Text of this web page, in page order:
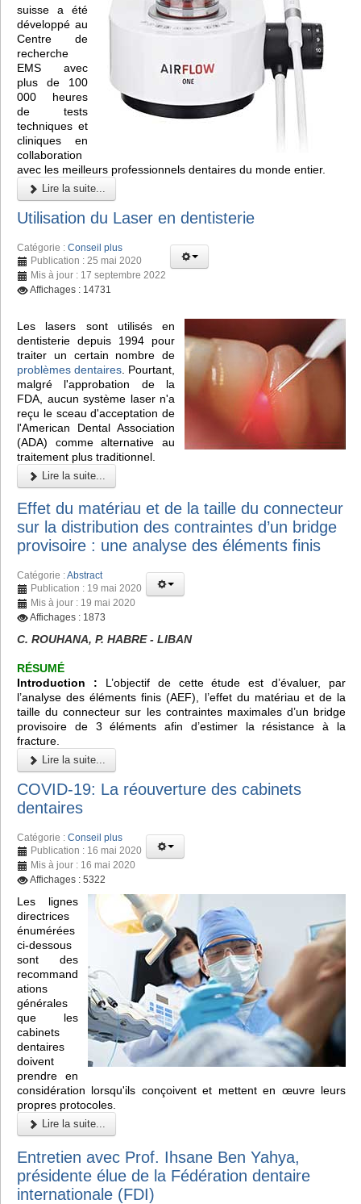
suisse a été
développé au
Centre de
recherche
EMS avec
plus de 100
000 heures
de tests
techniques et
cliniques en
collaboration
avec les meilleurs professionnels dentaires du monde entier.
Lire la suite...
Utilisation du Laser en dentisterie
Catégorie : Conseil plus
Publication : 25 mai 2020
Mis à jour : 17 septembre 2022
Affichages : 14731
Les lasers sont utilisés en
dentisterie depuis 1994 pour
traiter un certain nombre de
problèmes dentaires . Pourtant,
malgré l'approbation de la
FDA, aucun système laser n'a
reçu le sceau d'acceptation de
l'American Dental Association
(ADA) comme alternative au
traitement plus traditionnel.
Lire la suite...
Effet du matériau et de la taille du connecteur
sur la distribution des contraintes d’un bridge
provisoire : une analyse des éléments finis
Catégorie :Abstract
Publication : 19 mai 2020
Mis à jour : 19 mai 2020
Affichages : 1873
C. ROUHANA, P. HABRE - LIBAN
RÉSUMÉ
Introduction : L’objectif de cette étude est d’évaluer, par
l’analyse des éléments finis (AEF), l’effet du matériau et de la
taille du connecteur sur les contraintes maximales d’un bridge
provisoire de 3 éléments afin d’estimer la résistance à la
fracture.
Lire la suite...
COVID-19: La réouverture des cabinets
dentaires
Catégorie : Conseil plus
Publication : 16 mai 2020
Mis à jour : 16 mai 2020
Affichages : 5322
Les lignes
directrices
énumérées
ci-dessous
sont des
recommand
ations
générales
que les
cabinets
dentaires
doivent
prendre en
considération lorsqu'ils conçoivent et mettent en œuvre leurs
propres protocoles.
Lire la suite...
Entretien avec Prof. Ihsane Ben Yahya,
présidente élue de la Fédération dentaire
internationale (FDI)